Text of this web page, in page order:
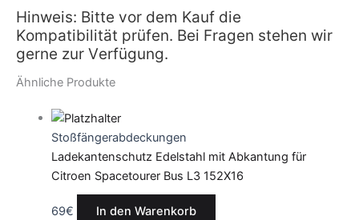
Hinweis: Bitte vor dem Kauf die
Kompatibilität prüfen. Bei Fragen stehen wir
gerne zur Verfügung.
Ähnliche Produkte
Stoßfängerabdeckungen
Ladekantenschutz Edelstahl mit Abkantung für
Citroen Spacetourer Bus L3 152X16
69€
In den Warenkorb